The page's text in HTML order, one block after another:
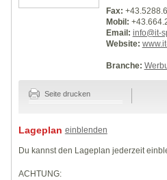
Fax:
Mobil:
Email: info@it-
Website:
Branche:
Seite drucken
Lageplan einblenden
Du kannst den Lageplan jederzeit
ACHTUNG: